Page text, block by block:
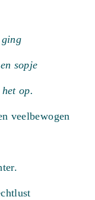
sopje
op.
veelbewogen